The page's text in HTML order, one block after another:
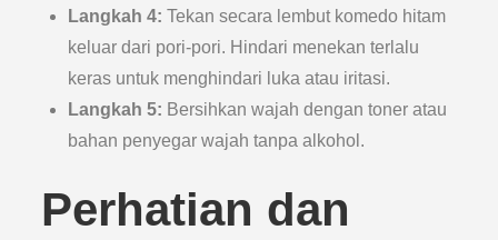
Langkah 4: Tekan secara lembut komedo hitam
keluar dari pori-pori. Hindari menekan terlalu
keras untuk menghindari luka atau iritasi.
Langkah 5: Bersihkan wajah dengan toner atau
bahan penyegar wajah tanpa alkohol.
Perhatian dan